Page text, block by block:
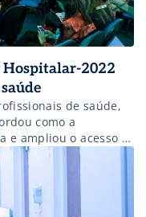
Hospitalar-2022
de saúde,
como a
e ampliou o acesso à
Sistema, a
tecnologias.